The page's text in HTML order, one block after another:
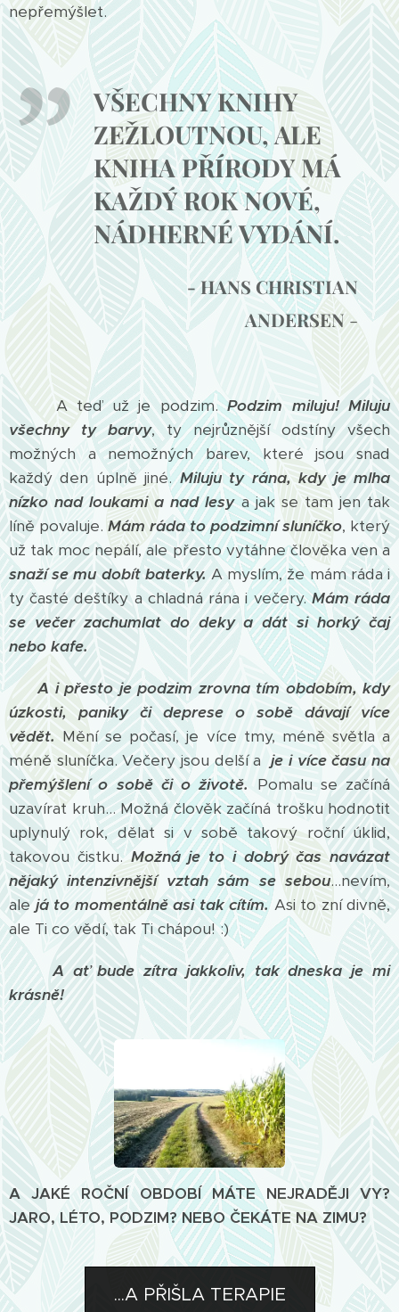
nepřemýšlet.
VŠECHNY KNIHY
ZEŽLOUTNOU, ALE
KNIHA PŘÍRODY MÁ
KAŽDÝ ROK NOVÉ,
NÁDHERNÉ VYDÁNÍ.
- HANS CHRISTIAN
ANDERSEN-
A teď už je podzim.Podzim miluju! Miluju
všechny ty barvy, ty nejrůznější odstíny všech
možných a nemožných barev, které jsou snad
každý den úplně jiné.Miluju ty rána, kdy je mlha
nízko nad loukami a nad lesya jak se tam jen tak
líně povaluje. Mám ráda to podzimní sluníčko, který
už tak moc nepálí, ale přesto vytáhne člověka ven a
snaží se mu dobít baterky.A myslím, že mám ráda i
ty časté deštíky a chladná rána i večery.Mám ráda
se večer zachumlat do deky a dát si horký čaj
nebo kafe.
A i přesto je podzim zrovna tím obdobím, kdy
úzkosti, paniky či deprese o sobě dávají více
vědět.Mění se počasí, je více tmy, méně světla a
méně sluníčka. Večery jsou delší aje i více času na
přemýšlení o sobě či o životě. Pomalu se začíná
uzavírat kruh... Možná člověk začíná trošku hodnotit
uplynulý rok, dělat si v sobě takový roční úklid,
takovou čistku.Možná je to i dobrý čas navázat
nějaký intenzivnější vztah sám se sebou...nevím,
alejá to momentálně asi tak cítím.Asi to zní divně,
ale Ti co vědí, tak Ti chápou! :)
A ať bude zítra jakkoliv, tak dneska je mi
krásně!
A JAKÉ ROČNÍ OBDOBÍ MÁTE NEJRADĚJI VY?
JARO, LÉTO, PODZIM? NEBO ČEKÁTE NA ZIMU?
...A PŘIŠLA TERAPIE